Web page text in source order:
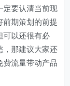
定要认清当前现
前期策划的前提
可以还很有必
，那建议大家还
费流量带动产品